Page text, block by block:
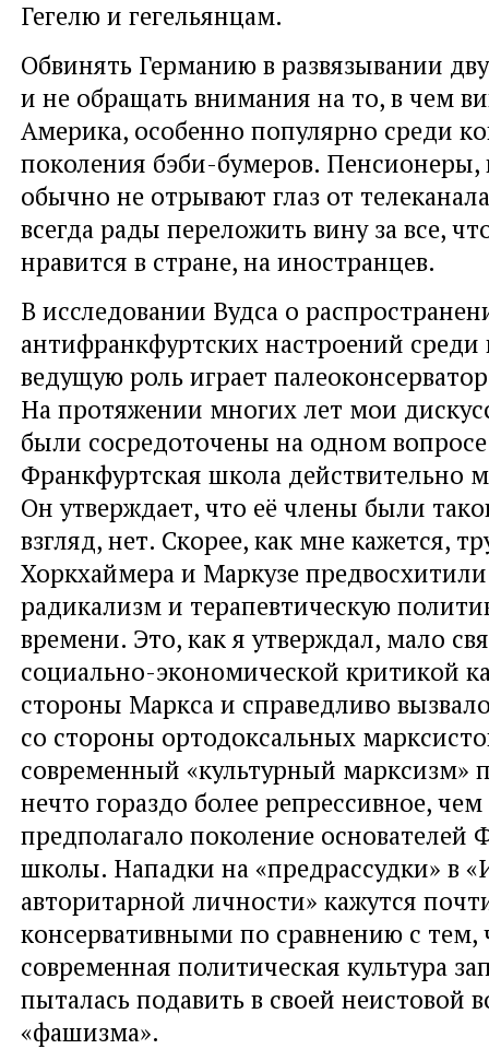
Гегелю и гегельянцам.
Обвинять Германию в развязывании
и не обращать внимания на то, в чем
Америка, особенно популярно среди
поколения бэби-бумеров. Пенсионеры,
обычно не отрывают глаз от
всегда рады переложить вину за все,
нравится в стране, на иностранцев.
В исследовании Вудса о
антифранкфуртских настроений среди
ведущую роль играет
На протяжении многих лет мои
были сосредоточены на одном
Франкфуртская школа действительно
Он утверждает, что её члены были
взгляд, нет. Скорее, как мне кажется,
Хоркхаймера и Маркузе
радикализм и терапевтическую
времени. Это, как я утверждал, мало
социально-экономической критикой
стороны Маркса и справедливо
со стороны ортодоксальных
современный «культурный марксизм»
нечто гораздо более репрессивное, чем
предполагало поколение основателей
школы. Нападки на «предрассудки» в
авторитарной личности» кажутся
консервативными по сравнению с тем,
современная политическая культура
пыталась подавить в своей неистовой
«фашизма».